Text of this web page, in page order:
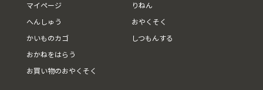
マイページ
へんしゅう
かいものカゴ
おかねをはらう
お買い物のおやくそく
りねん
おやくそく
しつもんする